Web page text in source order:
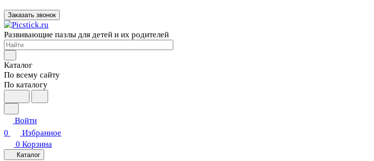
Заказать звонок
Развивающие пазлы для детей и их родителей
Каталог
По всему сайту
По каталогу
Войти
0
Избранное
0 Корзина
Каталог